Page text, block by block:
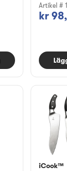
Artikel #
kr
iCook™